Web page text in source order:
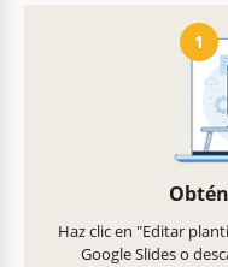
1
Haz clic en "Editar
Google Slides o